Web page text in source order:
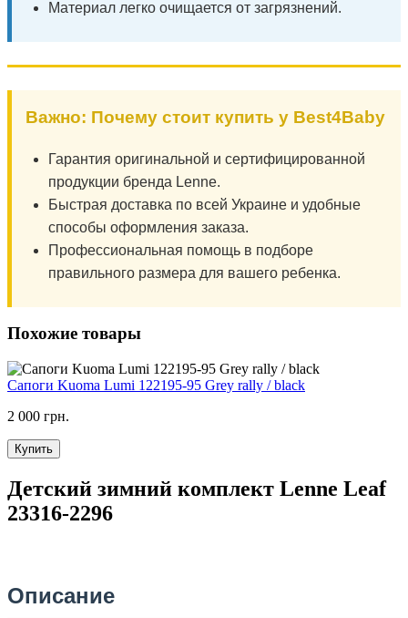
Материал легко очищается от загрязнений.
Важно: Почему стоит купить у Best4Baby
Гарантия оригинальной и сертифицированной
продукции бренда Lenne.
Быстрая доставка по всей Украине и удобные
способы оформления заказа.
Профессиональная помощь в подборе
правильного размера для вашего ребенка.
Похожие товары
Сапоги Kuoma Lumi 122195-95 Grey rally / black
2 000 грн.
Купить
Детский зимний комплект Lenne Leaf
23316-2296
Описание